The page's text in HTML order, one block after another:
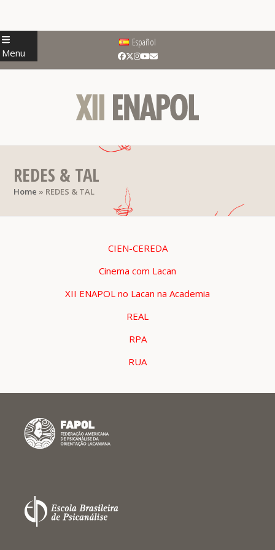
Skip
to
content
Menu
Español
Facebook
Twitter
Instagram
YouTube
Email
REDES & TAL
Home » REDES & TAL
CIEN-CEREDA
Cinema com Lacan
XII ENAPOL no Lacan na Academia
REAL
RPA
RUA